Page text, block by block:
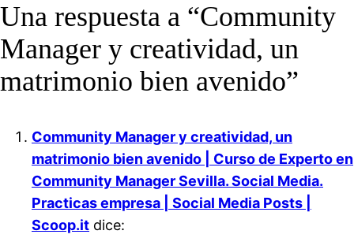
Una respuesta a “Community
Manager y creatividad, un
matrimonio bien avenido”
Community Manager y creatividad, un
matrimonio bien avenido | Curso de Experto en
Community Manager Sevilla. Social Media.
Practicas empresa | Social Media Posts |
Scoop.it dice: